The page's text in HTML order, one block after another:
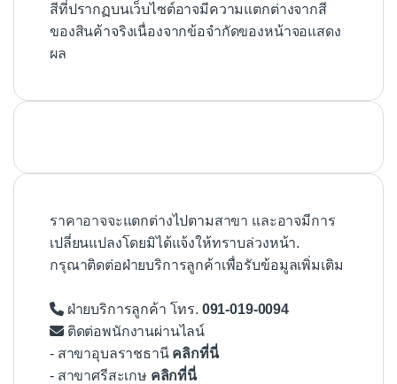
สีที่ปรากฏบนเว็บไซต์อาจมีความแตกต่างจากสี
ของสินค้าจริงเนื่องจากข้อจำกัดของหน้าจอแสดง
ผล
ราคาอาจจะแตกต่างไปตามสาขา และอาจมีการ
เปลี่ยนแปลงโดยมิได้แจ้งให้ทราบล่วงหน้า.
กรุณาติดต่อฝ่ายบริการลูกค้าเพื่อรับข้อมูลเพิ่มเติม
ฝ่ายบริการลูกค้า โทร. 091-019-0094
ติดต่อพนักงานผ่านไลน์
- สาขาอุบลราชธานี คลิกที่นี่
- สาขาศรีสะเกษ คลิกที่นี่